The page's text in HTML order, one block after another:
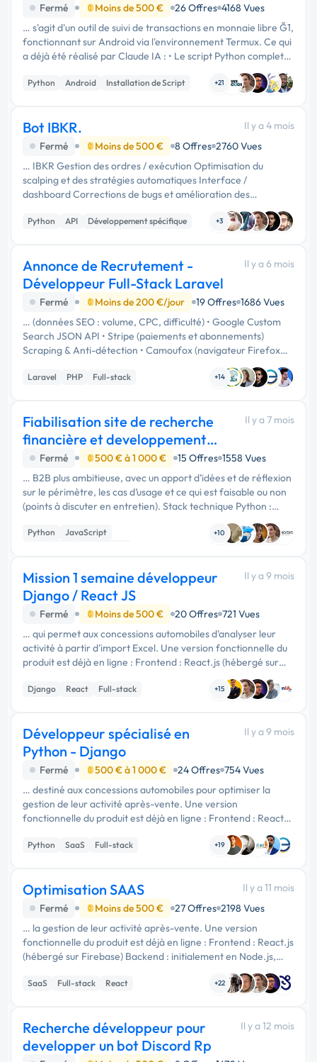
Fermé Moins de 500 € 26 Offres 4168 Vues
… s'agit d'un outil de suivi de transactions en monnaie libre Ğ1,
fonctionnant sur Android via l'environnement Termux. Ce qui
a déjà été réalisé par Claude IA : • Le script Python complet
Python Android Installation de Script +21
Bot IBKR.
Il y a 4 mois
Fermé
Moins de 500 € 8 Offres 2760 Vues
… IBKR Gestion des ordres / exécution Optimisation du
scalping et des stratégies automatiques Interface /
dashboard Corrections de bugs et amélioration des
performances Profil recherché : Très bonne maîtrise de
Python Expérience avec l’API …
Python API Développement spécifique +3
Annonce de Recrutement -
Développeur Full-Stack Laravel
Il y a 6 mois
Fermé Moins de 200 €/jour 19 Offres 1686 Vues
… (données SEO : volume, CPC, difficulté) • Google Custom
Search JSON API • Stripe (paiements et abonnements)
Scraping & Anti-détection • Camoufox (navigateur Firefox
modifié avec randomisation de fingerprint) • Python (scripts
de scraping) • …
Laravel PHP Full-stack +14
Fiabilisation site de recherche
financière et developpement
offre b2b
Il y a 7 mois
Fermé 500 € à 1 000 € 15 Offres 1558 Vues
… B2B plus ambitieuse, avec un apport d’idées et de réflexion
sur le périmètre, les cas d’usage et ce qui est faisable ou non
(points à discuter en entretien). Stack technique Python :
automatisation, IA, workflows, data JavaScript / TypeScript,
…Python
JavaScript
+10
Mission 1 semaine développeur
Django / React JS
Il y a 9 mois
Fermé Moins de 500 € 20 Offres 721 Vues
… qui permet aux concessions automobiles d'analyser leur
activité à partir d'import Excel. Une version fonctionnelle du
produit est déjà en ligne : Frontend : React.js (hébergé sur
Firebase) Backend : Python - framework Django (hébergé …
Django React Full-stack +15
Développeur spécialisé en
Python - Django
Il y a 9 mois
Fermé 500 € à 1 000 € 24 Offres 754 Vues
… destiné aux concessions automobiles pour optimiser la
gestion de leur activité après-vente. Une version
fonctionnelle du produit est déjà en ligne : Frontend : React.js
(hébergé sur Firebase) Backend : Python - framework
Django (hébergé sur …
Python SaaS Full-stack +19
Optimisation SAAS
Il y a 11 mois
Fermé
Moins de 500 € 27 Offres 2198 Vues
… la gestion de leur activité après-vente. Une version
fonctionnelle du produit est déjà en ligne : Frontend : React.js
(hébergé sur Firebase) Backend : initialement en Node.js,
actuellement migré vers Python (hébergé sur Google Cloud)
Base de …
SaaS Full-stack React +22
Recherche développeur pour
developper un bot Discord Rp
Il y a 12 mois